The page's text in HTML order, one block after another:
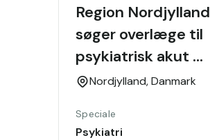
Region Nordjylland
søger overlæge til
psykiatrisk akut
område
Nordjylland,Danmark
Speciale
Psykiatri